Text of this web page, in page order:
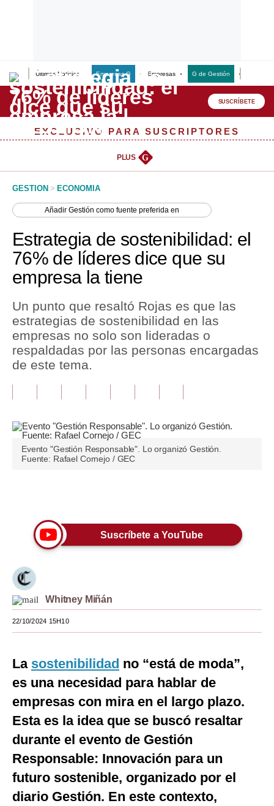
Últimas Noticias Empresas G Empresas G de Gestión
Lo último
Peru Quiosco
Management & Empleo
Perú
Política
Finanzas Personales
Inmobiliarias
Plus G
Pregunta de hoy
Viajes
Moda
Estilos
México
España
Internacional
Tecnología
Club del Suscriptor
SUSCRÍBETE
EXCLUSIVO PARA SUSCRIPTORES
PLUS G
GESTION > ECONOMIA
AñadirGestión como fuente preferida en
Estrategia de sostenibilidad: el
76% de líderes dice que su
empresa la tiene
Un punto que resaltó Rojas es que las
estrategias de sostenibilidad en las
empresas no solo son lideradas o
respaldadas por las personas encargadas
de este tema.
Evento "Gestión Responsable". Lo organizó Gestión.
Fuente: Rafael Cornejo / GEC
Suscríbete a YouTube
Whitney Miñán
22/10/2024 15H10
La sostenibilidad no “está de moda”,
es una necesidad para hablar de
empresas con mira en el largo plazo.
Esta es la idea que se buscó resaltar
durante el evento de Gestión
Responsable: Innovación para un
futuro sostenible, organizado por el
diario Gestión. En este contexto,